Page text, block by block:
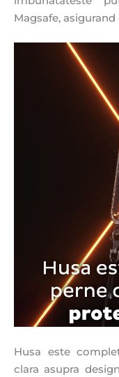
Magsafe,
Husa este
clara asupra